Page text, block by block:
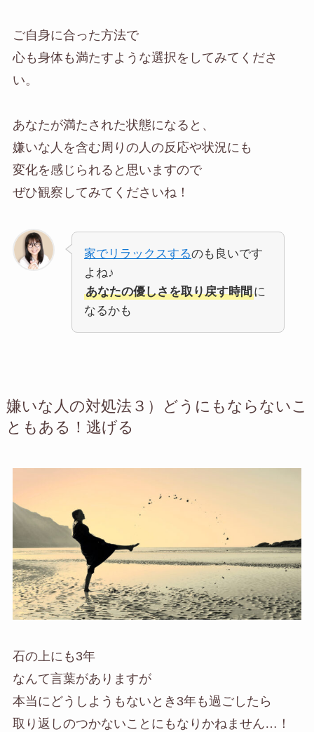
ご自身に合った方法で
心も身体も満たすような選択をしてみてくださ
い。
あなたが満たされた状態になると、
嫌いな人を含む周りの人の反応や状況にも
変化を感じられると思いますので
ぜひ観察してみてくださいね！
家でリラックスするのも良いです
よね♪
あなたの優しさを取り戻す時間に
なるかも
嫌いな人の対処法３）
どうにもならないこ
ともある！逃げる
石の上にも3年
なんて言葉がありますが
本当にどうしようもないとき3年も過ごしたら
取り返しのつかないことにもなりかねません…！